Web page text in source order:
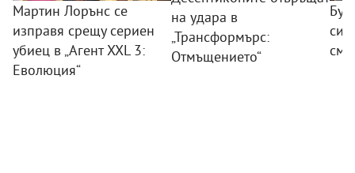
Мартин Лорънс се
изправя срещу сериен
убиец в „Агент XXL 3:
Еволюция“
на удара в
„Трансформърс:
Отмъщението“